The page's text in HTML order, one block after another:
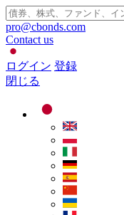
pro@cbonds.com
Contact us
ログイン 登録
閉じる